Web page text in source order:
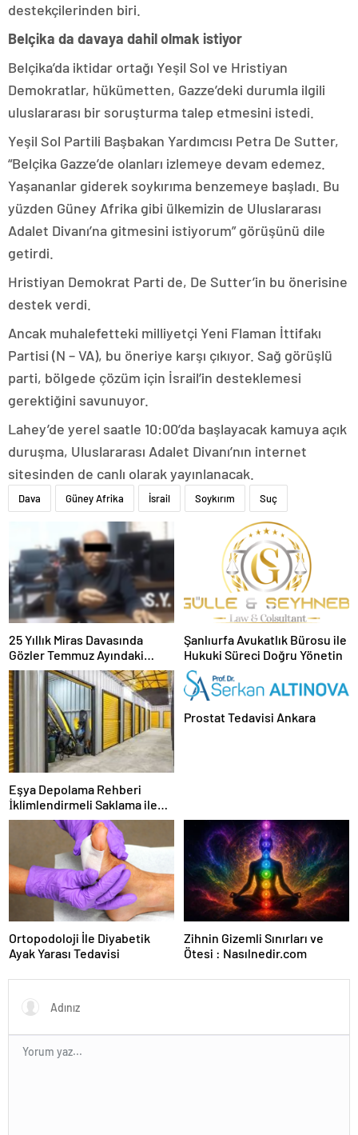
destekçilerinden biri.
Belçika da davaya dahil olmak istiyor
Belçika’da iktidar ortağı Yeşil Sol ve Hristiyan
Demokratlar, hükümetten, Gazze’deki durumla ilgili
uluslararası bir soruşturma talep etmesini istedi.
Yeşil Sol Partili Başbakan Yardımcısı Petra De Sutter,
“Belçika Gazze’de olanları izlemeye devam edemez.
Yaşananlar giderek soykırıma benzemeye başladı. Bu
yüzden Güney Afrika gibi ülkemizin de Uluslararası
Adalet Divanı’na gitmesini istiyorum” görüşünü dile
getirdi.
Hristiyan Demokrat Parti de, De Sutter’in bu önerisine
destek verdi.
Ancak muhalefetteki milliyetçi Yeni Flaman İttifakı
Partisi (N – VA), bu öneriye karşı çıkıyor. Sağ görüşlü
parti, bölgede çözüm için İsrail’in desteklemesi
gerektiğini savunuyor.
Lahey’de yerel saatle 10:00’da başlayacak kamuya açık
duruşma, Uluslararası Adalet Divanı’nın internet
sitesinden de canlı olarak yayınlanacak.
Dava Güney Afrika İsrail Soykırım Suç
25 Yıllık Miras Davasında
Gözler Temmuz Ayındaki
Karar Duruşmasına Çevrildi
Şanlıurfa Avukatlık Bürosu ile
Hukuki Süreci Doğru Yönetin
Eşya Depolama Rehberi
İklimlendirmeli Saklama ile
Güvenli Kullanım
Prostat Tedavisi Ankara
Ortopodoloji İle Diyabetik
Ayak Yarası Tedavisi
Zihnin Gizemli Sınırları ve
Ötesi : Nasılnedir.com